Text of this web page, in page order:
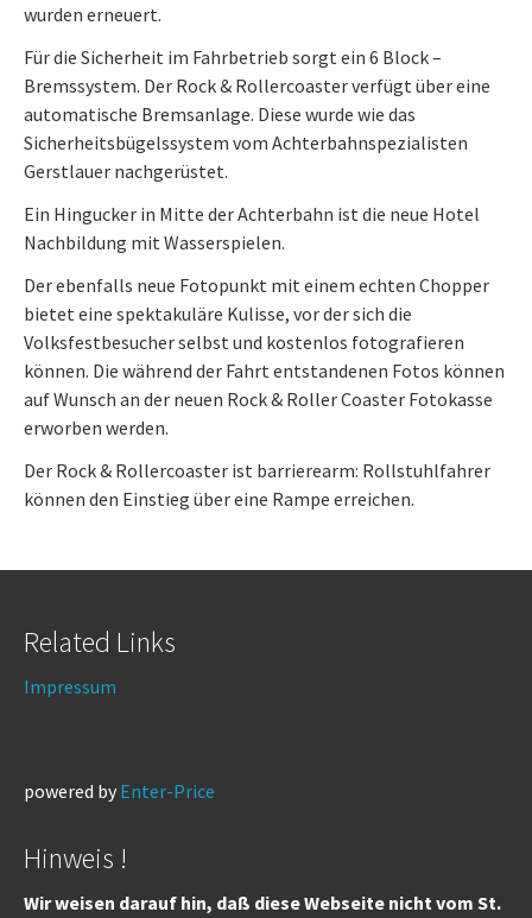
wurden erneuert.
Für die Sicherheit im Fahrbetrieb sorgt ein 6 Block –
Bremssystem. Der Rock & Rollercoaster verfügt über eine
automatische Bremsanlage. Diese wurde wie das
Sicherheitsbügelssystem vom Achterbahnspezialisten
Gerstlauer nachgerüstet.
Ein Hingucker in Mitte der Achterbahn ist die neue Hotel
Nachbildung mit Wasserspielen.
Der ebenfalls neue Fotopunkt mit einem echten Chopper
bietet eine spektakuläre Kulisse, vor der sich die
Volksfestbesucher selbst und kostenlos fotografieren
können. Die während der Fahrt entstandenen Fotos können
auf Wunsch an der neuen Rock & Roller Coaster Fotokasse
erworben werden.
Der Rock & Rollercoaster ist barrierearm: Rollstuhlfahrer
können den Einstieg über eine Rampe erreichen.
Related Links
Impressum
powered by Enter-Price
Hinweis !
Wir weisen darauf hin, daß diese Webseite nicht vom St.